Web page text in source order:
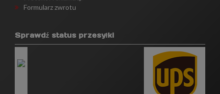
Formularz zwrotu
Sprawdź status przesyłki